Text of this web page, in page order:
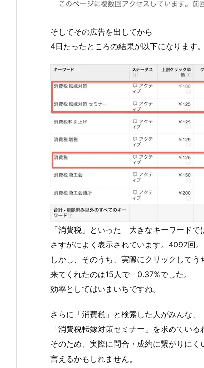
そしてその広告を出してから
4日たったところの結果が以下になります。
「消費税」といった 大きなキーワードで
さすがによく表示されています。4097回。
しかし、そのうち、実際にクリックしてう
来てくれたのは15人で 0.37%でした。
効率としてはいまいちですね。
さらに「消費税」と検索した人がみんな、
「消費税転嫁対策セミナー」を求めている
そのため、実際に問合・成約に繋がりにく
言えるかもしれません。